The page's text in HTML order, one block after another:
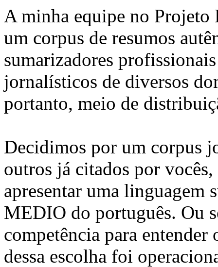
A minha equipe no Projeto
um corpus de resumos
sumarizadores
jornalísticos de diversos
portanto, meio de
Decidimos por um corpus
outros já citados por
apresentar uma linguagem
MEDIO do português. Ou
competência para
dessa escolha foi